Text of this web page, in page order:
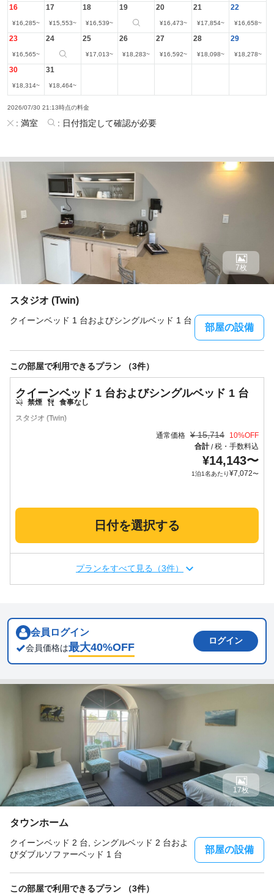
16
¥16,285~
17
¥15,553~
18
¥16,539~
19 20
¥16,473~
21
¥17,854~
22
¥16,658~
23
¥16,565~
24 25
¥17,013~
26
¥18,283~
27
¥16,592~
28
¥18,098~
29
¥18,278~
30
¥18,314~
31
¥18,464~
2026/07/30 21:13時点の料金
: 満室 : 日付指定して確認が必要
スタジオ (Twin)
クイーンベッド 1 台およびシングルベッド 1 台
部屋の設備
7枚
この部屋で利用できるプラン （3件）
スタジオ (Twin)
禁煙 食事なし
クイーンベッド 1 台およびシングルベッド 1 台
通常価格 ¥ 15,714 10%OFF
合計/税・手数料込
¥14,143〜
1泊1名あたり¥7,072〜
日付を選択する
プランをすべて見る（3件）
会員ログイン
会員価格は最大40%OFF
ログイン
タウンホーム
クイーンベッド 2 台, シングルベッド 2 台およ
びダブルソファーベッド 1 台
部屋の設備
17枚
この部屋で利用できるプラン （3件）